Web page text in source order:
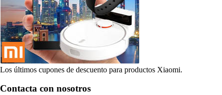
Los últimos cupones de descuento para productos Xiaomi.
Contacta con nosotros